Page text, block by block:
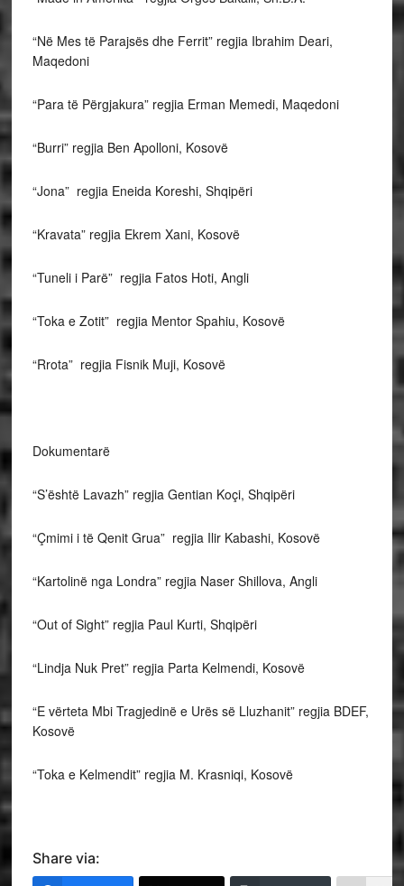
“Në Mes të Parajsës dhe Ferrit” regjia Ibrahim Deari,
Maqedoni
“Para të Përgjakura” regjia Erman Memedi, Maqedoni
“Burri” regjia Ben Apolloni, Kosovë
“Jona” regjia Eneida Koreshi, Shqipëri
“Kravata” regjia Ekrem Xani, Kosovë
“Tuneli i Parë” regjia Fatos Hoti, Angli
“Toka e Zotit” regjia Mentor Spahiu, Kosovë
“Rrota” regjia Fisnik Muji, Kosovë
Dokumentarë
“S’është Lavazh” regjia Gentian Koçi, Shqipëri
“Çmimi i të Qenit Grua” regjia Ilir Kabashi, Kosovë
“Kartolinë nga Londra” regjia Naser Shillova, Angli
“Out of Sight” regjia Paul Kurti, Shqipëri
“Lindja Nuk Pret” regjia Parta Kelmendi, Kosovë
“E vërteta Mbi Tragjedinë e Urës së Lluzhanit” regjia BDEF,
Kosovë
“Toka e Kelmendit” regjia M. Krasniqi, Kosovë
Share via: